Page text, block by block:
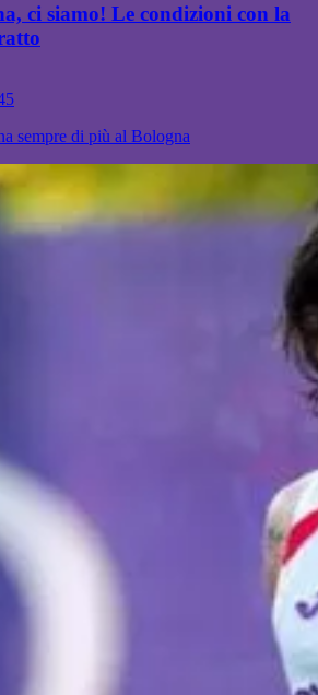
ci siamo! Le condizioni con la
sempre di più al Bologna